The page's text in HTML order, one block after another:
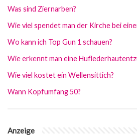
Was sind Ziernarben?
Wie viel spendet man der Kirche bei
Wo kann ich Top Gun 1 schauen?
Wie erkennt man eine
Wie viel kostet ein Wellensittich?
Wann Kopfumfang 50?
Anzeige